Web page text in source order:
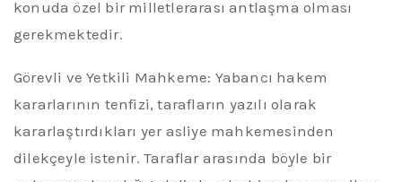
konuda özel bir milletlerarası antlaşma olması
gerekmektedir.
Görevli ve Yetkili Mahkeme: Yabancı hakem
kararlarının tenfizi, tarafların yazılı olarak
kararlaştırdıkları yer asliye mahkemesinden
dilekçeyle istenir. Taraflar arasında böyle bir